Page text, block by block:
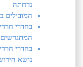
נדחתה
בחדרי
המתגרשים
בחדרי
נושא